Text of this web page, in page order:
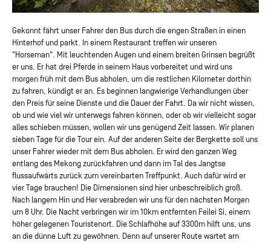
Gekonnt fährt unser Fahrer den Bus durch die engen Straßen in einen
Hinterhof und parkt. In einem Restaurant treffen wir unseren
"Horseman". Mit leuchtenden Augen und einem breiten Grinsen begrüßt
er uns. Er hat drei Pferde in seinem Haus vorbereitet und wird uns
morgen früh mit dem Bus abholen, um die restlichen Kilometer dorthin
zu fahren, kündigt er an. Es beginnen langwierige Verhandlungen über
den Preis für seine Dienste und die Dauer der Fahrt. Da wir nicht wissen,
ob und wie viel wir unterwegs fahren können, oder ob wir vielleicht sogar
alles schieben müssen, wollen wir uns genügend Zeit lassen. Wir planen
sieben Tage für die Tour ein. Auf der anderen Seite der Bergkette soll uns
unser Fahrer wieder mit dem Bus abholen. Er wird den ganzen Weg
entlang des Mekong zurückfahren und dann im Tal des Jangtse
flussaufwärts zurück zum vereinbarten Treffpunkt. Auch dafür wird er
vier Tage brauchen! Die Dimensionen sind hier unbeschreiblich groß.
Nach langem Hin und Her verabreden wir uns für den nächsten Morgen
um 8 Uhr. Die Nacht verbringen wir im 10km entfernten Feilei Si, einem
höher gelegenen Touristenort. Die Schlafhöhe auf 3300m hilft uns, uns
an die dünne Luft zu gewöhnen. Denn auf unserer Route wartet am